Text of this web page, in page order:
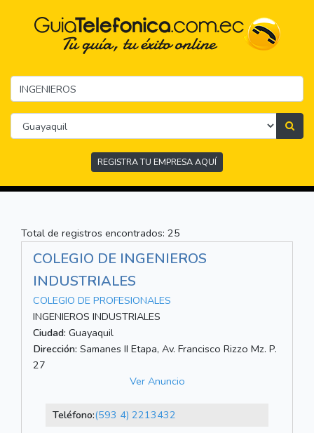
REGISTRA TU EMPRESA AQUÍ
Total de registros encontrados: 25
COLEGIO DE INGENIEROS
INDUSTRIALES
COLEGIO DE PROFESIONALES
INGENIEROS INDUSTRIALES
Ciudad: Guayaquil
Dirección: Samanes II Etapa, Av. Francisco Rizzo Mz. P.
27
Ver Anuncio
Teléfono:(593 4) 2213432